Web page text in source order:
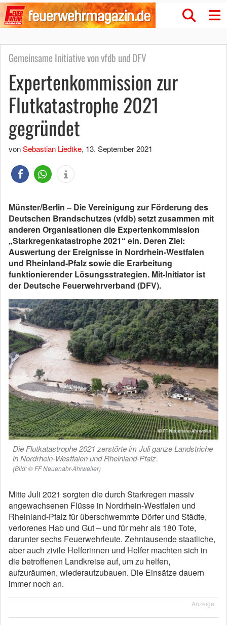
Gemeinsame Initiative von vfdb und DFV
Expertenkommission zur
Flutkatastrophe 2021
gegründet
vonSebastian Liedtke, 13. September 2021
Münster/Berlin – Die Vereinigung zur Förderung des
Deutschen Brandschutzes (vfdb) setzt zusammen mit
anderen Organisationen die Expertenkommission
„Starkregenkatastrophe 2021“ ein. Deren Ziel:
Auswertung der Ereignisse in Nordrhein-Westfalen
und Rheinland-Pfalz sowie die Erarbeitung
funktionierender Lösungsstrategien. Mit-Initiator ist
der Deutsche Feuerwehrverband (DFV).
Die Flutkatastrophe 2021 zerstörte im Juli ganze Landstriche
in Nordrhein-Westfalen und Rheinland-Pfalz.
(Bild: © FF Neuenahr-Ahrweiler)
Mitte Juli 2021 sorgten die durch Starkregen massiv
angewachsenen Flüsse in Nordrhein-Westfalen und
Rheinland-Pfalz für überschwemmte Dörfer und Städte,
verlorenes Hab und Gut – und für mehr als 180 Tote,
darunter sechs Feuerwehrleute. Zehntausende staatliche,
aber auch zivile Helferinnen und Helfer machten sich in
die betroffenen Landkreise auf, um zu helfen,
aufzuräumen, wiederaufzubauen. Die Einsätze dauern
immer noch an.
Anzeige